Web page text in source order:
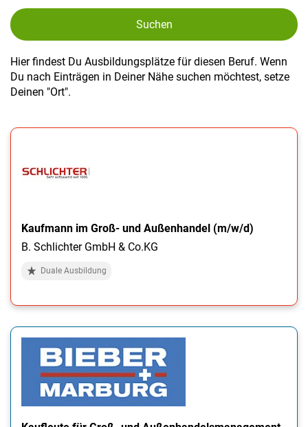
Suchen
Hier findest Du Ausbildungsplätze für diesen Beruf. Wenn
Du nach Einträgen in Deiner Nähe suchen möchtest, setze
Deinen "Ort".
Kaufmann im Groß- und Außenhandel (m/w/d)
B. Schlichter GmbH & Co.KG
Duale Ausbildung